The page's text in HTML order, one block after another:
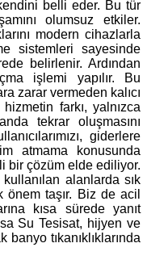
belli eder. Bu tür
olumsuz etkiler.
modern cihazlarla
sistemleri sayesinde
belirlenir. Ardından
işlemi yapılır. Bu
zarar vermeden kalıcı
farkı, yalnızca
tekrar oluşmasını
giderlere
atmama konusunda
bir çözüm elde ediliyor.
kullanılan alanlarda sık
önem taşır. Biz de acil
kısa sürede yanıt
Su Tesisat, hijyen ve
tıkanıklıklarında